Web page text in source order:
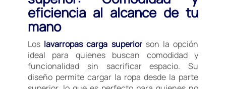
eficiencia al alcance de tu
mano
Los lavarropas carga superiorson la opción
ideal para quienes buscan comodidad y
funcionalidad sin sacrificar espacio. Su
diseño permite cargar la ropa desde la parte